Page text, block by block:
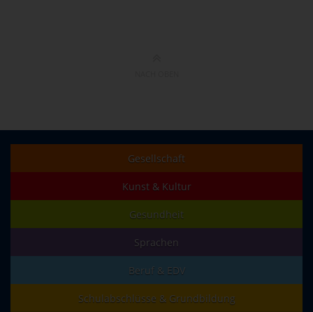
Gesellschaft
Kunst & Kultur
Gesundheit
Sprachen
Beruf & EDV
Schulabschlüsse & Grundbildung